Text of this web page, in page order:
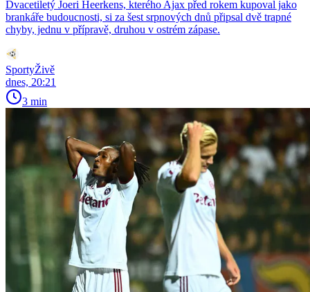
Dvacetiletý Joeri Heerkens, kterého Ajax před rokem kupoval jako
brankáře budoucnosti, si za šest srpnových dnů připsal dvě trapné
chyby, jednu v přípravě, druhou v ostrém zápase.
SportyŽivě
dnes, 20:21
3 min